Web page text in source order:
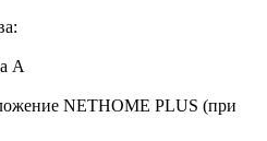
А
NETHOME PLUS (при